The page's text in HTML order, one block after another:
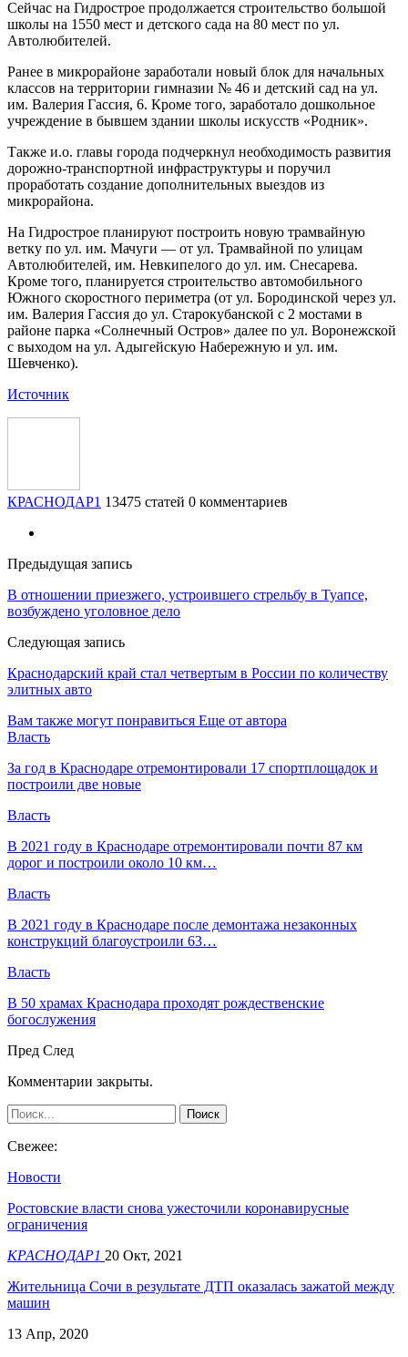
Сейчас на Гидрострое продолжается строительство большой
школы на 1550 мест и детского сада на 80 мест по ул.
Автолюбителей.
Ранее в микрорайоне заработали новый блок для начальных
классов на территории гимназии № 46 и детский сад на ул.
им. Валерия Гассия, 6. Кроме того, заработало дошкольное
учреждение в бывшем здании школы искусств «Родник».
Также и.о. главы города подчеркнул необходимость развития
дорожно-транспортной инфраструктуры и поручил
проработать создание дополнительных выездов из
микрорайона.
На Гидрострое планируют построить новую трамвайную
ветку по ул. им. Мачуги — от ул. Трамвайной по улицам
Автолюбителей, им. Невкипелого до ул. им. Снесарева.
Кроме того, планируется строительство автомобильного
Южного скоростного периметра (от ул. Бородинской через ул.
им. Валерия Гассия до ул. Старокубанской с 2 мостами в
районе парка «Солнечный Остров» далее по ул. Воронежской
с выходом на ул. Адыгейскую Набережную и ул. им.
Шевченко).
Источник
КРАСНОДАР1 13475 статей 0 комментариев
Предыдущая запись
В отношении приезжего, устроившего стрельбу в Туапсе,
возбуждено уголовное дело
Следующая запись
Краснодарский край стал четвертым в России по количеству
элитных авто
Вам также могут понравиться Еще от автора
Власть
За год в Краснодаре отремонтировали 17 спортплощадок и
построили две новые
Власть
В 2021 году в Краснодаре отремонтировали почти 87 км
дорог и построили около 10 км…
Власть
В 2021 году в Краснодаре после демонтажа незаконных
конструкций благоустроили 63…
Власть
В 50 храмах Краснодара проходят рождественские
богослужения
Пред След
Комментарии закрыты.
Свежее:
Новости
Ростовские власти снова ужесточили коронавирусные
ограничения
КРАСНОДАР1 20 Окт, 2021
Жительница Сочи в результате ДТП оказалась зажатой между
машин
13 Апр, 2020